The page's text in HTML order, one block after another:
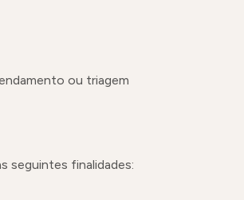
ou triagem
seguintes finalidades: